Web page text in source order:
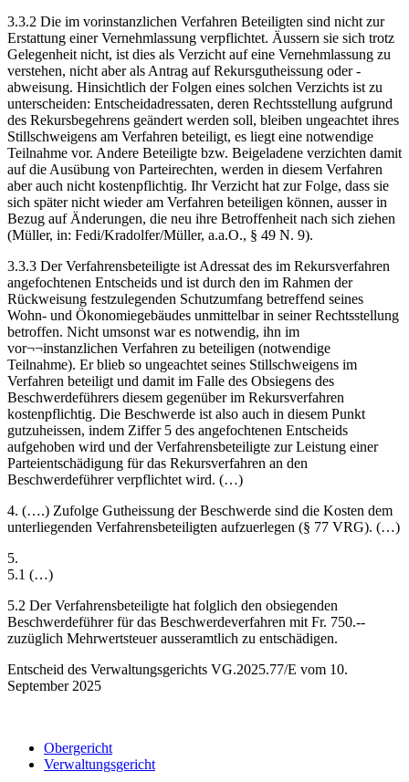
3.3.2 Die im vorinstanzlichen Verfahren Beteiligten sind nicht zur
Erstattung einer Vernehmlassung verpflichtet. Äussern sie sich trotz
Gelegenheit nicht, ist dies als Verzicht auf eine Vernehmlassung zu
verstehen, nicht aber als Antrag auf Rekursgutheissung oder -
abweisung. Hinsichtlich der Folgen eines solchen Verzichts ist zu
unterscheiden: Entscheidadressaten, deren Rechtsstellung aufgrund
des Rekursbegehrens geändert werden soll, bleiben ungeachtet ihres
Stillschweigens am Verfahren beteiligt, es liegt eine notwendige
Teilnahme vor. Andere Beteiligte bzw. Beigeladene verzichten damit
auf die Ausübung von Parteirechten, werden in diesem Verfahren
aber auch nicht kostenpflichtig. Ihr Verzicht hat zur Folge, dass sie
sich später nicht wieder am Verfahren beteiligen können, ausser in
Bezug auf Änderungen, die neu ihre Betroffenheit nach sich ziehen
(Müller, in: Fedi/Kradolfer/Müller, a.a.O., § 49 N. 9).
3.3.3 Der Verfahrensbeteiligte ist Adressat des im Rekursverfahren
angefochtenen Entscheids und ist durch den im Rahmen der
Rückweisung festzulegenden Schutzumfang betreffend seines
Wohn- und Ökonomiegebäudes unmittelbar in seiner Rechtsstellung
betroffen. Nicht umsonst war es notwendig, ihn im
vor¬¬instanzlichen Verfahren zu beteiligen (notwendige
Teilnahme). Er blieb so ungeachtet seines Stillschweigens im
Verfahren beteiligt und damit im Falle des Obsiegens des
Beschwerdeführers diesem gegenüber im Rekursverfahren
kostenpflichtig. Die Beschwerde ist also auch in diesem Punkt
gutzuheissen, indem Ziffer 5 des angefochtenen Entscheids
aufgehoben wird und der Verfahrensbeteiligte zur Leistung einer
Parteientschädigung für das Rekursverfahren an den
Beschwerdeführer verpflichtet wird. (…)
4. (….) Zufolge Gutheissung der Beschwerde sind die Kosten dem
unterliegenden Verfahrensbeteiligten aufzuerlegen (§ 77 VRG). (…)
5.
5.1 (…)
5.2 Der Verfahrensbeteiligte hat folglich den obsiegenden
Beschwerdeführer für das Beschwerdeverfahren mit Fr. 750.--
zuzüglich Mehrwertsteuer ausseramtlich zu entschädigen.
Entscheid des Verwaltungsgerichts VG.2025.77/E vom 10.
September 2025
Obergericht
Verwaltungsgericht